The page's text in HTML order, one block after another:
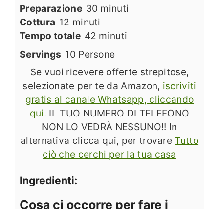
Preparazione 30 minuti
minuti
Cottura 12 minuti
minuti
Tempo totale 42 minuti
minuti
Servings 10 Persone
Se vuoi ricevere offerte strepitose,
selezionate per te da Amazon, iscriviti
gratis al canale Whatsapp, cliccando
qui. IL TUO NUMERO DI TELEFONO
NON LO VEDRÀ NESSUNO!! In
alternativa clicca qui, per trovare Tutto
ciò che cerchi per la tua casa
Ingredienti:
Cosa ci occorre per fare i